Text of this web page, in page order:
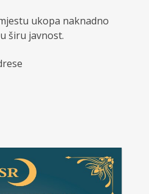
ukopa naknadno
širu javnost.